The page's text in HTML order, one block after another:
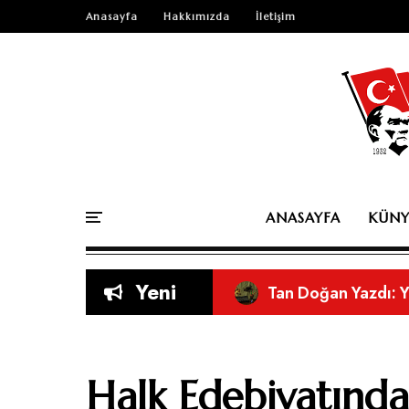
Anasayfa Hakkımızda İletişim
ANASAYFA
Yeni Orkun Cabi Yazdı:
Orkun Cabi Yazdı:
Sosyal Medyanın
Eleştirel Bir
Doğru Nefesle
Kitap mı Yazdınız?
Halk